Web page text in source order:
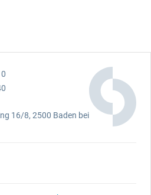
16/8, 2500 Baden bei